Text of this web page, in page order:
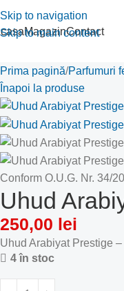
Skip to navigation
Skip to main content
MagazinContact
Prima pagină Parfumuri
Înapoi la produse
Conform O.U.G. Nr. 34/
Uhud
250,00 lei
Uhud Arabiyat Prestige
4 în stoc